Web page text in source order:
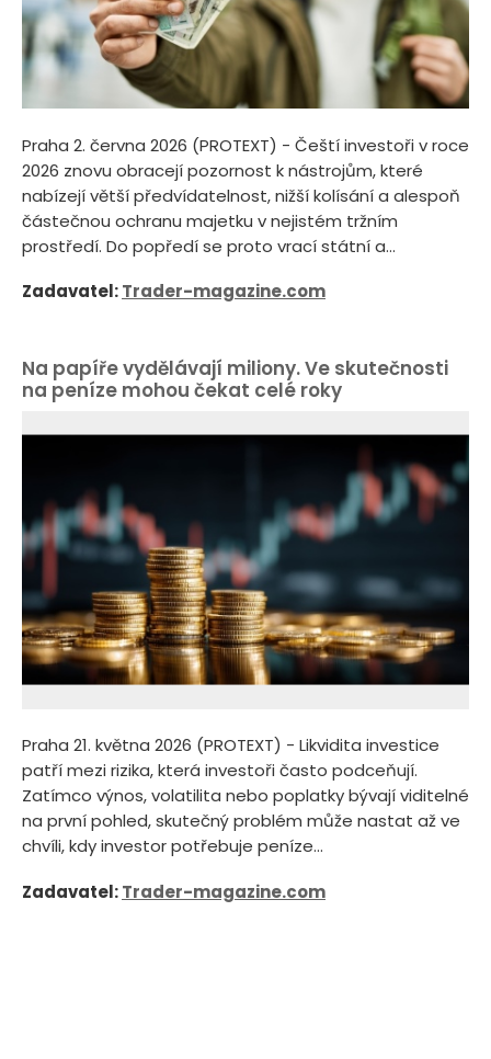
Praha 2. června 2026 (PROTEXT) - Čeští investoři v roce
2026 znovu obracejí pozornost k nástrojům, které
nabízejí větší předvídatelnost, nižší kolísání a alespoň
částečnou ochranu majetku v nejistém tržním
prostředí. Do popředí se proto vrací státní a...
Zadavatel:Trader-magazine.com
Na papíře vydělávají miliony. Ve skutečnosti
na peníze mohou čekat celé roky
Praha 21. května 2026 (PROTEXT) - Likvidita investice
patří mezi rizika, která investoři často podceňují.
Zatímco výnos, volatilita nebo poplatky bývají viditelné
na první pohled, skutečný problém může nastat až ve
chvíli, kdy investor potřebuje peníze...
Zadavatel:Trader-magazine.com